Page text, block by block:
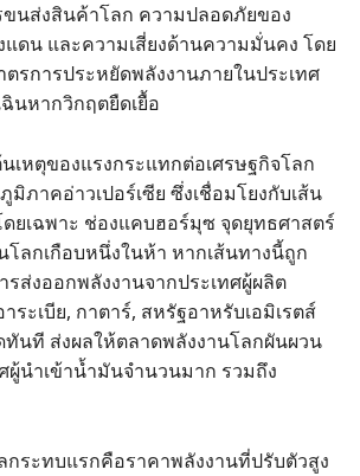
ขนส่งสินค้าโลก ความปลอดภัยของ
แดน และความเสี่ยงด้านความมั่นคง โดย
ตรการประหยัดพลังงานภายในประเทศ
นหากวิกฤตยืดเยื้อ
งกระแทกต่อเศรษฐกิจโลก
มิภาคอ่าวเปอร์เซีย ซึ่งเชื่อมโยงกับเส้น
ยเฉพาะ ช่องแคบฮอร์มุซ จุดยุทธศาสตร์
ลกเกือบหนึ่งในห้า หากเส้นทางนี้ถูก
ส่งออกพลังงานจากประเทศผู้ผลิต
ระเบีย, กาตาร์, สหรัฐอาหรับเอมิเรตส์
ทันที ส่งผลให้ตลาดพลังงานโลกผันผวน
ผู้นำเข้าน้ำมันจำนวนมาก รวมถึง
คือราคาพลังงานที่ปรับตัวสูง